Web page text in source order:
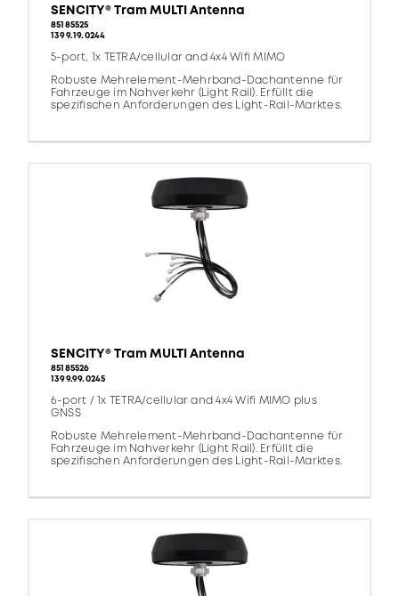
SENCITY® Tram MULTI Antenna
85185525
1399.19.0244
5-port, 1x TETRA/cellular and 4x4 Wifi MIMO
Robuste Mehrelement-Mehrband-Dachantenne für
Fahrzeuge im Nahverkehr (Light Rail). Erfüllt die
spezifischen Anforderungen des Light-Rail-Marktes.
SENCITY® Tram MULTI Antenna
85185526
1399.99.0245
6-port / 1x TETRA/cellular and 4x4 Wifi MIMO plus
GNSS
Robuste Mehrelement-Mehrband-Dachantenne für
Fahrzeuge im Nahverkehr (Light Rail). Erfüllt die
spezifischen Anforderungen des Light-Rail-Marktes.